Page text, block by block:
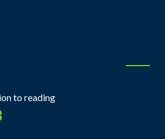
to reading